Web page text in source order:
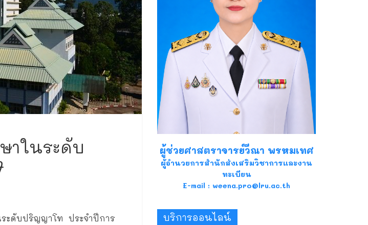
าในระดับ
ระดับปริญญาโท ประจำปีการ
ผู้ช่วยศาสตราจารย์วีณา พรหมเทศ
ผู้อำนวยการสำนักส่งเสริมวิชาการและงาน
ทะเบียน
E-mail : weena.pro@lru.ac.th
บริการออนไลน์